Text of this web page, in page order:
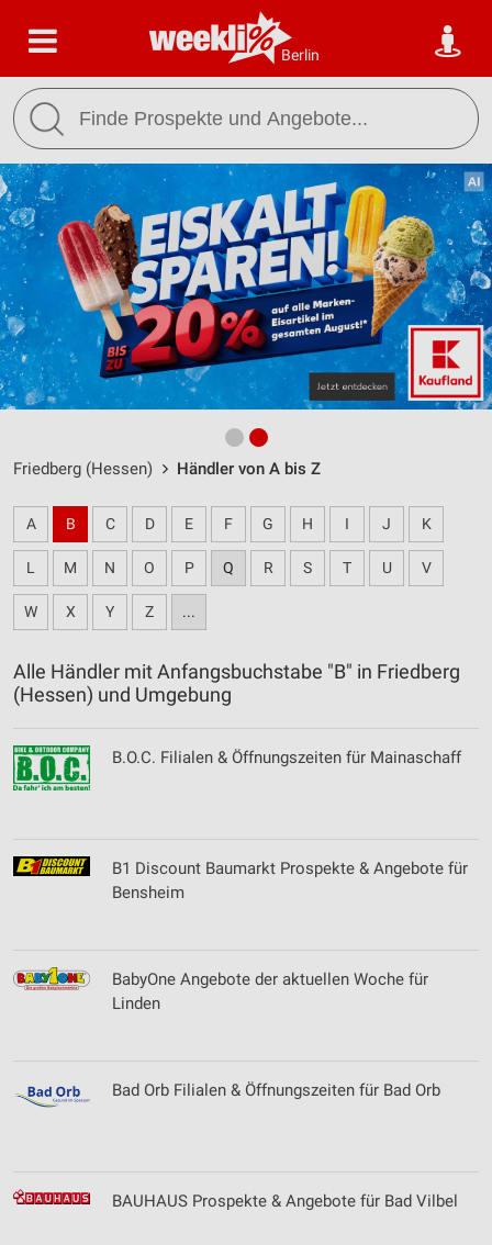
Berlin
Friedberg (Hessen) Händler von A bis Z
A B C D E F G H I J K
L M N O P Q R S T U V
W X Y Z ...
Alle Händler mit Anfangsbuchstabe "B" in Friedberg
(Hessen) und Umgebung
B.O.C. Filialen & Öffnungszeiten für Mainaschaff
B1 Discount Baumarkt Prospekte & Angebote für
Bensheim
BabyOne Angebote der aktuellen Woche für
Linden
Bad Orb Filialen & Öffnungszeiten für Bad Orb
BAUHAUS Prospekte & Angebote für Bad Vilbel